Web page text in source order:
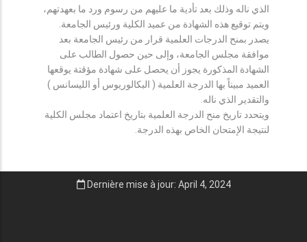
الذي ناله وذلك بعد تأدية ما عليهم من رسوم ورد ما بعهدتهم،
ويتم توقيع هذه الشهادة من عميد الكلية ورئيس الجامعة.
يصدر بمنح الدرجات العلمية قرار من رئيس الجامعة بعد
موافقة مجلس الجامعة، وإلى حين حصول الطالب على
الشهادة المذكورة يجوز أن يحصل على شهادة مؤقتة يوقعها
العميد مبيناً بها الدرجة العلمية ( البكالوريوس أو الليسانس )
والتقدير الذي ناله.
ويتحدد تاريخ منح الدرجة العلمية بتاريخ اعتماد مجلس الكلية
لنتيجة الإمتحان الخاص بهذه الدرجة.
Dernière mise à jour: April 4, 2024